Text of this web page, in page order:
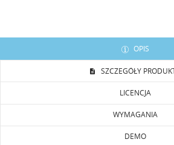
OPIS
SZCZEGÓŁY
LICENCJA
WYMAGANIA
DEMO
Anuluj
Anuluj